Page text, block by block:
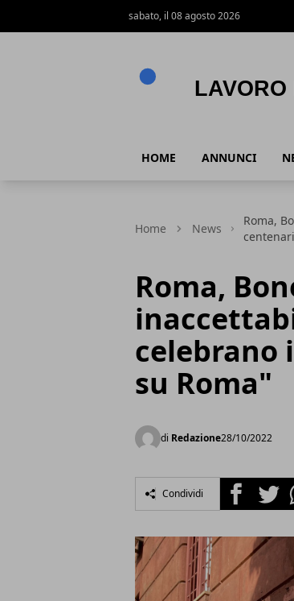
sabato, il 08 agosto 2026
HOME ANNUNCI
Home News
Roma,
Roma,
celebrano
su Roma"
di Redazione28/10/2022
Condividi FacebookTwitter